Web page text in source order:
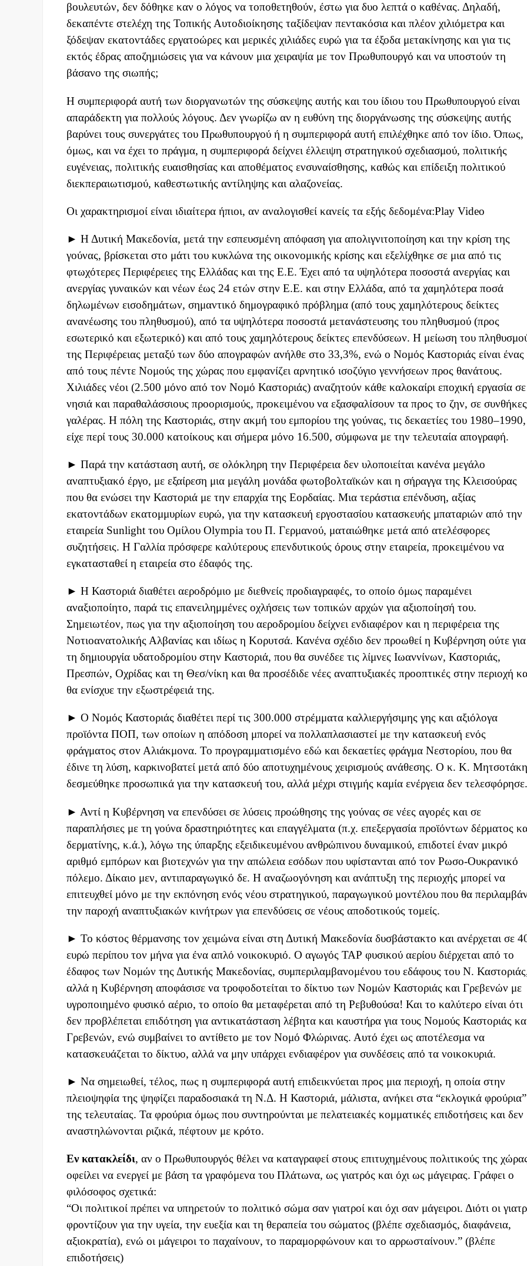
βουλευτών, δεν δόθηκε καν ο λόγος να τοποθετηθούν, έστω για δυο λεπτά ο καθένας. Δηλαδή,
δεκαπέντε στελέχη της Τοπικής Αυτοδιοίκησης ταξίδεψαν πεντακόσια και πλέον χιλιόμετρα και
ξόδεψαν εκατοντάδες εργατοώρες και μερικές χιλιάδες ευρώ για τα έξοδα μετακίνησης και για τις
εκτός έδρας αποζημιώσεις για να κάνουν μια χειραψία με τον Πρωθυπουργό και να υποστούν τη
βάσανο της σιωπής;
Η συμπεριφορά αυτή των διοργανωτών της σύσκεψης αυτής και του ίδιου του Πρωθυπουργού είναι
απαράδεκτη για πολλούς λόγους. Δεν γνωρίζω αν η ευθύνη της διοργάνωσης της σύσκεψης αυτής
βαρύνει τους συνεργάτες του Πρωθυπουργού ή η συμπεριφορά αυτή επιλέχθηκε από τον ίδιο. Όπως,
όμως, και να έχει το πράγμα, η συμπεριφορά δείχνει έλλειψη στρατηγικού σχεδιασμού, πολιτικής
ευγένειας, πολιτικής ευαισθησίας και αποθέματος ενσυναίσθησης, καθώς και επίδειξη πολιτικού
διεκπεραιωτισμού, καθεστωτικής αντίληψης και αλαζονείας.
Οι χαρακτηρισμοί είναι ιδιαίτερα ήπιοι, αν αναλογισθεί κανείς τα εξής δεδομένα:Play Video
► Η Δυτική Μακεδονία, μετά την εσπευσμένη απόφαση για απολιγνιτοποίηση και την κρίση της
γούνας, βρίσκεται στο μάτι του κυκλώνα της οικονομικής κρίσης και εξελίχθηκε σε μια από τις
φτωχότερες Περιφέρειες της Ελλάδας και της Ε.Ε. Έχει από τα υψηλότερα ποσοστά ανεργίας και
ανεργίας γυναικών και νέων έως 24 ετών στην Ε.Ε. και στην Ελλάδα, από τα χαμηλότερα ποσά
δηλωμένων εισοδημάτων, σημαντικό δημογραφικό πρόβλημα (από τους χαμηλότερους δείκτες
ανανέωσης του πληθυσμού), από τα υψηλότερα ποσοστά μετανάστευσης του πληθυσμού (προς
εσωτερικό και εξωτερικό) και από τους χαμηλότερους δείκτες επενδύσεων. Η μείωση του
της Περιφέρειας μεταξύ των δύο απογραφών ανήλθε στο 33,3%, ενώ ο Νομός Καστοριάς είναι ένας
από τους πέντε Νομούς της χώρας που εμφανίζει αρνητικό ισοζύγιο γεννήσεων προς θανάτους.
Χιλιάδες νέοι (2.500 μόνο από τον Νομό Καστοριάς) αναζητούν κάθε καλοκαίρι εποχική εργασία σε
νησιά και παραθαλάσσιους προορισμούς, προκειμένου να εξασφαλίσουν τα προς το ζην, σε συνθήκες
γαλέρας. Η πόλη της Καστοριάς, στην ακμή του εμπορίου της γούνας, τις δεκαετίες του 1980–1990,
είχε περί τους 30.000 κατοίκους και σήμερα μόνο 16.500, σύμφωνα με την τελευταία απογραφή.
► Παρά την κατάσταση αυτή, σε ολόκληρη την Περιφέρεια δεν υλοποιείται κανένα μεγάλο
αναπτυξιακό έργο, με εξαίρεση μια μεγάλη μονάδα φωτοβολταϊκών και η σήραγγα της Κλεισούρας
που θα ενώσει την Καστοριά με την επαρχία της Εορδαίας. Μια τεράστια επένδυση, αξίας
εκατοντάδων εκατομμυρίων ευρώ, για την κατασκευή εργοστασίου κατασκευής μπαταριών από την
εταιρεία Sunlight του Ομίλου Olympia του Π. Γερμανού, ματαιώθηκε μετά από ατελέσφορες
συζητήσεις. Η Γαλλία πρόσφερε καλύτερους επενδυτικούς όρους στην εταιρεία, προκειμένου να
εγκατασταθεί η εταιρεία στο έδαφός της.
► Η Καστοριά διαθέτει αεροδρόμιο με διεθνείς προδιαγραφές, το οποίο όμως παραμένει
αναξιοποίητο, παρά τις επανειλημμένες οχλήσεις των τοπικών αρχών για αξιοποίησή του.
Σημειωτέον, πως για την αξιοποίηση του αεροδρομίου δείχνει ενδιαφέρον και η περιφέρεια της
Νοτιοανατολικής Αλβανίας και ιδίως η Κορυτσά. Κανένα σχέδιο δεν προωθεί η Κυβέρνηση ούτε για
τη δημιουργία υδατοδρομίου στην Καστοριά, που θα συνέδεε τις λίμνες Ιωαννίνων, Καστοριάς,
Πρεσπών, Οχρίδας και τη Θεσ/νίκη και θα προσέδιδε νέες αναπτυξιακές προοπτικές στην περιοχή
θα ενίσχυε την εξωστρέφειά της.
► Ο Νομός Καστοριάς διαθέτει περί τις 300.000 στρέμματα καλλιεργήσιμης γης και αξιόλογα
προϊόντα ΠΟΠ, των οποίων η απόδοση μπορεί να πολλαπλασιαστεί με την κατασκευή ενός
φράγματος στον Αλιάκμονα. Το προγραμματισμένο εδώ και δεκαετίες φράγμα Νεστορίου, που θα
έδινε τη λύση, καρκινοβατεί μετά από δύο αποτυχημένους χειρισμούς ανάθεσης. Ο κ. Κ.
δεσμεύθηκε προσωπικά για την κατασκευή του, αλλά μέχρι στιγμής καμία ενέργεια δεν τελεσφόρησε.
► Αντί η Κυβέρνηση να επενδύσει σε λύσεις προώθησης της γούνας σε νέες αγορές και σε
παραπλήσιες με τη γούνα δραστηριότητες και επαγγέλματα (π.χ. επεξεργασία προϊόντων δέρματος
δερματίνης, κ.ά.), λόγω της ύπαρξης εξειδικευμένου ανθρώπινου δυναμικού, επιδοτεί έναν μικρό
αριθμό εμπόρων και βιοτεχνών για την απώλεια εσόδων που υφίστανται από τον Ρωσο-Ουκρανικό
πόλεμο. Δίκαιο μεν, αντιπαραγωγικό δε. Η αναζωογόνηση και ανάπτυξη της περιοχής μπορεί να
επιτευχθεί μόνο με την εκπόνηση ενός νέου στρατηγικού, παραγωγικού μοντέλου που θα
την παροχή αναπτυξιακών κινήτρων για επενδύσεις σε νέους αποδοτικούς τομείς.
► Το κόστος θέρμανσης τον χειμώνα είναι στη Δυτική Μακεδονία δυσβάστακτο και ανέρχεται σε
ευρώ περίπου τον μήνα για ένα απλό νοικοκυριό. Ο αγωγός ΤΑΡ φυσικού αερίου διέρχεται από το
έδαφος των Νομών της Δυτικής Μακεδονίας, συμπεριλαμβανομένου του εδάφους του Ν.
αλλά η Κυβέρνηση αποφάσισε να τροφοδοτείται το δίκτυο των Νομών Καστοριάς και Γρεβενών με
υγροποιημένο φυσικό αέριο, το οποίο θα μεταφέρεται από τη Ρεβυθούσα! Και το καλύτερο είναι ότι
δεν προβλέπεται επιδότηση για αντικατάσταση λέβητα και καυστήρα για τους Νομούς Καστοριάς
Γρεβενών, ενώ συμβαίνει το αντίθετο με τον Νομό Φλώρινας. Αυτό έχει ως αποτέλεσμα να
κατασκευάζεται το δίκτυο, αλλά να μην υπάρχει ενδιαφέρον για συνδέσεις από τα νοικοκυριά.
► Να σημειωθεί, τέλος, πως η συμπεριφορά αυτή επιδεικνύεται προς μια περιοχή, η οποία στην
πλειοψηφία της ψηφίζει παραδοσιακά τη Ν.Δ. Η Καστοριά, μάλιστα, ανήκει στα “εκλογικά φρούρια”
της τελευταίας. Τα φρούρια όμως που συντηρούνται με πελατειακές κομματικές επιδοτήσεις και δεν
αναστηλώνονται ριζικά, πέφτουν με κρότο.
Εν κατακλείδι, αν ο Πρωθυπουργός θέλει να καταγραφεί στους επιτυχημένους πολιτικούς της
οφείλει να ενεργεί με βάση τα γραφόμενα του Πλάτωνα, ως γιατρός και όχι ως μάγειρας. Γράφει ο
φιλόσοφος σχετικά:
“Οι πολιτικοί πρέπει να υπηρετούν το πολιτικό σώμα σαν γιατροί και όχι σαν μάγειροι. Διότι οι
φροντίζουν για την υγεία, την ευεξία και τη θεραπεία του σώματος (βλέπε σχεδιασμός, διαφάνεια,
αξιοκρατία), ενώ οι μάγειροι το παχαίνουν, το παραμορφώνουν και το αρρωσταίνουν.” (βλέπε
επιδοτήσεις)